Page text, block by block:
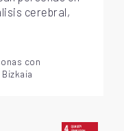
cerebral,
con